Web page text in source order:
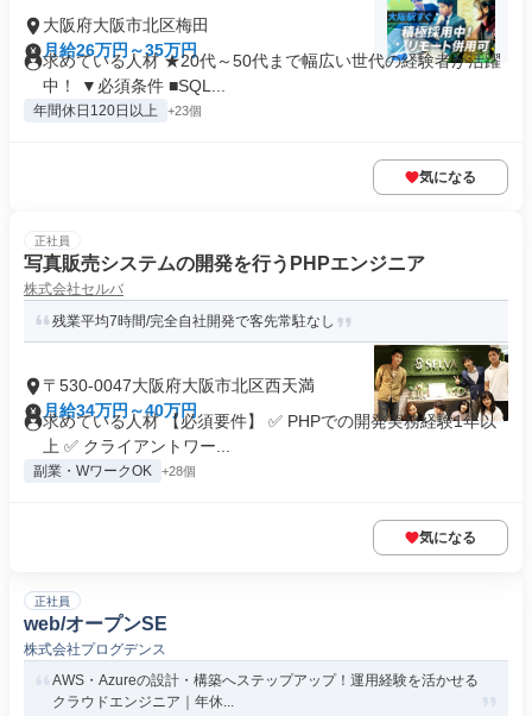
大阪府大阪市北区梅田
月給26万円～35万円
求めている人材 ★20代～50代まで幅広い世代の経験者が活躍
中！ ▼必須条件 ■SQL...
年間休日120日以上 +23個
気になる
正社員
写真販売システムの開発を行うPHPエンジニア
株式会社セルバ
残業平均7時間/完全自社開発で客先常駐なし
〒530-0047大阪府大阪市北区西天満
月給34万円～40万円
求めている人材 【必須要件】 ✅ PHPでの開発実務経験1年以
上 ✅ クライアントワー...
副業・WワークOK +28個
気になる
正社員
web/オープンSE
株式会社プログデンス
AWS・Azureの設計・構築へステップアップ！運用経験を活かせる
クラウドエンジニア｜年休...